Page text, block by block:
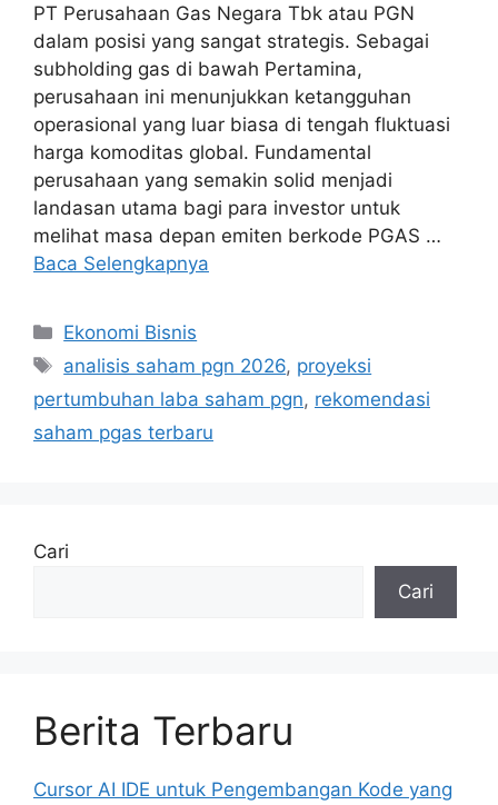
PT Perusahaan Gas Negara Tbk atau PGN
dalam posisi yang sangat strategis. Sebagai
subholding gas di bawah Pertamina,
perusahaan ini menunjukkan ketangguhan
operasional yang luar biasa di tengah fluktuasi
harga komoditas global. Fundamental
perusahaan yang semakin solid menjadi
landasan utama bagi para investor untuk
melihat masa depan emiten berkode PGAS …
Baca Selengkapnya
Kategori
Ekonomi Bisnis
Tag
analisis saham pgn 2026, proyeksi
pertumbuhan laba saham pgn, rekomendasi
saham pgas terbaru
Cari
Cari
Berita Terbaru
Cursor AI IDE untuk Pengembangan Kode yang